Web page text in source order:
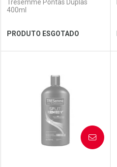
Ver Desconto Convênio
Tresemme Pontas Duplas
400ml
PRODUTO ESGOTADO
Laboratório
Por Menos
AVISE-ME